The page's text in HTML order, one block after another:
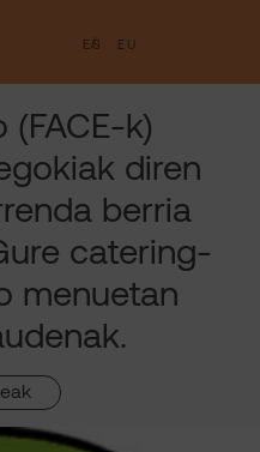
ES EU
(FACE-k)
diren
berria
catering-
menuetan